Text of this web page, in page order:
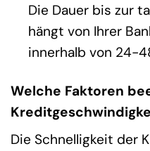
Die Dauer bis zur
hängt von Ihrer
innerhalb von 24-
Welche Faktoren
Die Schnelligkeit der